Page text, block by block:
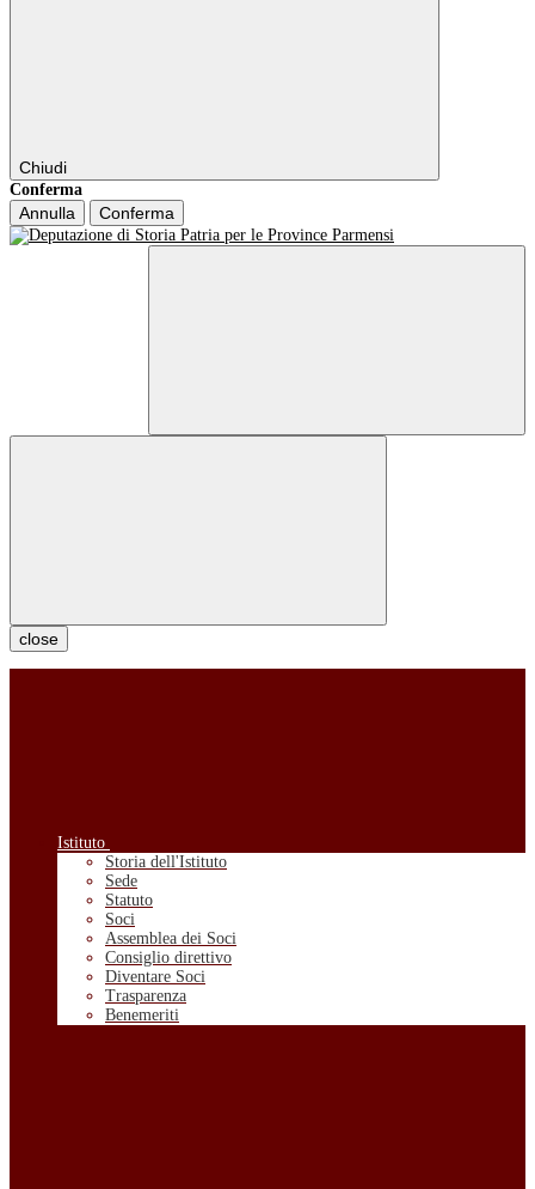
Chiudi
Conferma
Annulla Conferma
close
Istituto
Storia dell'Istituto
Sede
Statuto
Soci
Assemblea dei Soci
Consiglio direttivo
Diventare Soci
Trasparenza
Benemeriti